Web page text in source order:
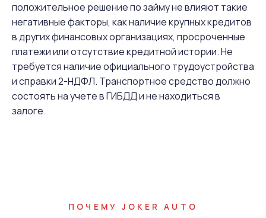
положительное решение по займу не влияют такие
негативные факторы, как наличие крупных кредитов
в других финансовых организациях, просроченные
платежи или отсутствие кредитной истории. Не
требуется наличие официального трудоустройства
и справки 2-НДФЛ. Транспортное средство должно
состоять на учете в ГИБДД и не находиться в
залоге.
ПОЧЕМУ JOKER AUTO